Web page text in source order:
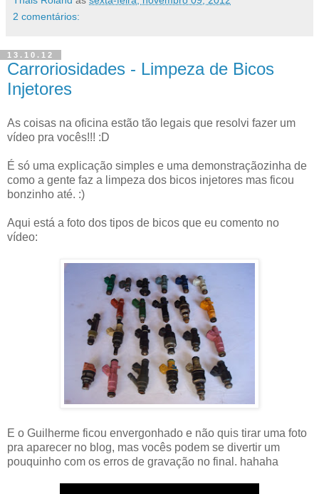
2 comentários:
13.10.12
Carroriosidades - Limpeza de Bicos
Injetores
As coisas na oficina estão tão legais que resolvi fazer um
vídeo pra vocês!!! :D
É só uma explicação simples e uma demonstraçãozinha de
como a gente faz a limpeza dos bicos injetores mas ficou
bonzinho até. :)
Aqui está a foto dos tipos de bicos que eu comento no
vídeo:
E o Guilherme ficou envergonhado e não quis tirar uma foto
pra aparecer no blog, mas vocês podem se divertir um
pouquinho com os erros de gravação no final. hahaha